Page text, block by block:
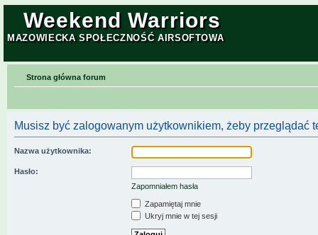
Weekend Warriors
MAZOWIECKA SPOŁECZNOŚĆ AIRSOFTOWA
Strona główna forum
Musisz być zalogowanym użytkownikiem, żeby przeglądać
Nazwa użytkownika:
Hasło:
Zapomniałem hasła
Zapamiętaj mnie
Ukryj mnie w tej sesji